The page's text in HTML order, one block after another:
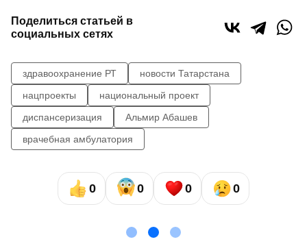
Поделиться статьей в
социальных сетях
здравоохранение РТ
новости Татарстана
нацпроекты
национальный проект
диспансеризация
Альмир Абашев
врачебная амбулатория
0 0 0 0